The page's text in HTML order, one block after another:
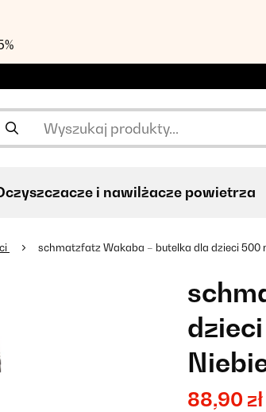
i nawilżacze powietrza
schmatzfatz Wakaba – butelka dla dzieci 500
88,90 zł